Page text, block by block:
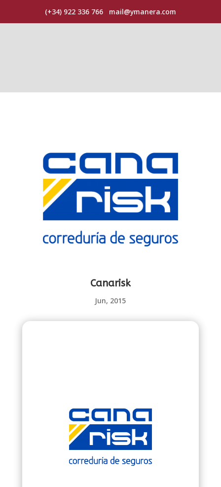
(+34) 922 336 766 mail@ymanera.com
Canarisk
Jun, 2015